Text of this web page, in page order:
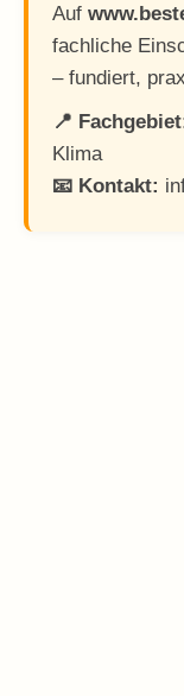
Auf
fachliche
– fundiert,
📍
Klima
📧 Kontakt: